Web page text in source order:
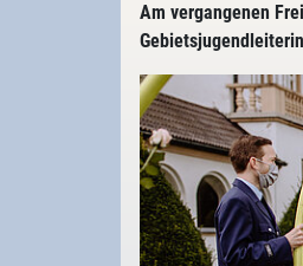
Am vergangenen